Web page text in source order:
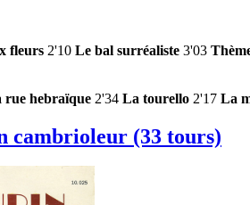
fleurs 2'10 Le bal surréaliste 3'03
rue hebraïque 2'34 La tourello 2'17 La
cambrioleur (33 tours)